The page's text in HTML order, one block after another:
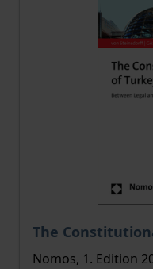
The
The price depends
Nomos, 1. Edition